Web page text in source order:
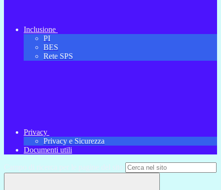
Inclusione
PI
BES
Rete SPS
Privacy
Privacy e Sicurezza
Documenti utili
Campo di ricerca per le pagine del sito